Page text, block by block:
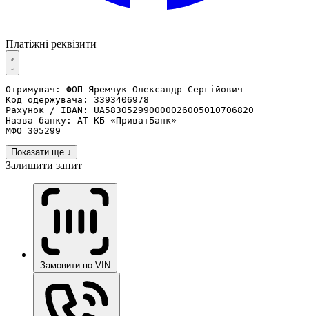
Платіжні реквізити
Отримувач: ФОП Яремчук Олександр Сергійович
Код одержувача: 3393406978
Рахунок / IBAN: UA583052990000026005010706820
Назва банку: АТ КБ «ПриватБанк»
МФО 305299
Показати ще ↓
Залишити запит
Замовити по VIN